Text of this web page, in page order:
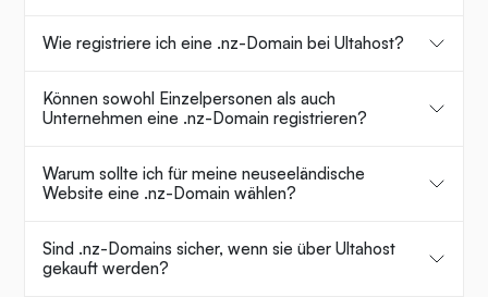
Wie registriere ich eine .nz-Domain bei Ultahost?
Können sowohl Einzelpersonen als auch
Unternehmen eine .nz-Domain registrieren?
Warum sollte ich für meine neuseeländische
Website eine .nz-Domain wählen?
Sind .nz-Domains sicher, wenn sie über Ultahost
gekauft werden?